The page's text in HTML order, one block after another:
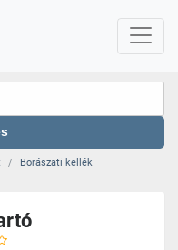
Borászati kellék